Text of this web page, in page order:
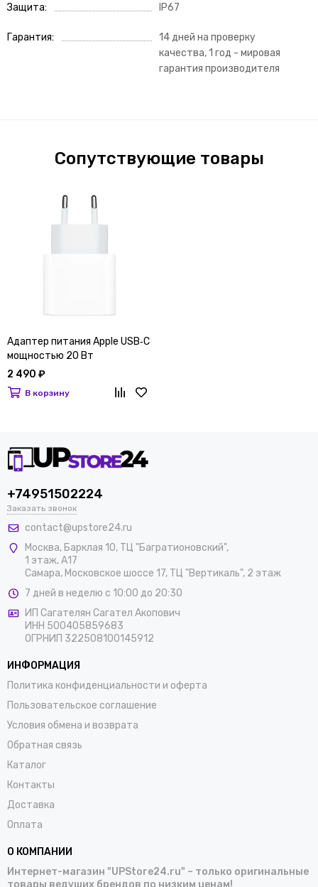
Защита IP67
Гарантия
14 дней на проверку
качества, 1 год - мировая
гарантия производителя
Сопутствующие товары
Адаптер питания Apple USB‑C
мощностью 20 Вт
2 490 ₽
В корзину
+74951502224
Заказать звонок
contact@upstore24.ru
Москва, Барклая 10, ТЦ "Багратионовский",
1 этаж, А17
Самара, Московское шоссе 17, ТЦ "Вертикаль", 2 этаж
7 дней в неделю с 10:00 до 20:30
ИП Сагателян Сагател Акопович
ИНН 500405859683
ОГРНИП 322508100145912
ИНФОРМАЦИЯ
Политика конфиденциальности и оферта
Пользовательское соглашение
Условия обмена и возврата
Обратная связь
Каталог
Контакты
Доставка
Оплата
О КОМПАНИИ
Интернет-магазин "UPStore24.ru" – только оригинальные
товары ведущих брендов по низким ценам!